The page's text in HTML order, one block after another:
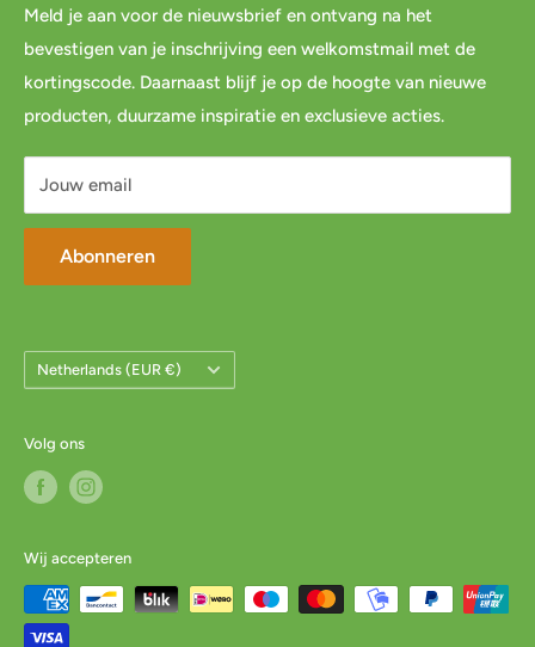
Blog
Links
Privacybeleid
Servicevoorwaarden
Spaar & verdien
Cadeau inpakservice
FAQ
Mijn account
Meld je aan voor de nieuwsbrief en ontvang na het
bevestigen van je inschrijving een welkomstmail met de
kortingscode. Daarnaast blijf je op de hoogte van nieuwe
producten, duurzame inspiratie en exclusieve acties.
Jouw email
Abonneren
Land/Regio
Netherlands (EUR €)
Volg ons
Wij accepteren